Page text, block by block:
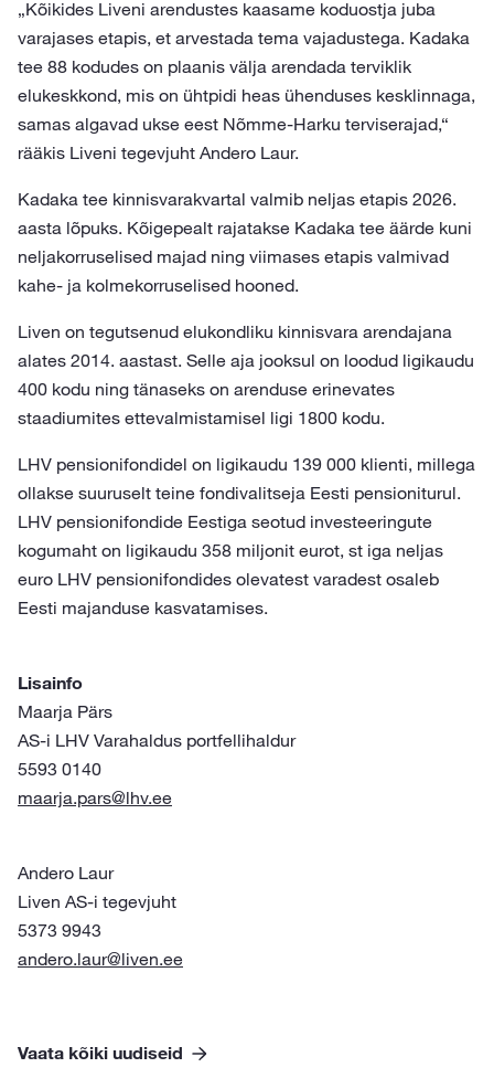
„Kõikides Liveni arendustes kaasame koduostja juba
varajases etapis, et arvestada tema vajadustega. Kadaka
tee 88 kodudes on plaanis välja arendada terviklik
elukeskkond, mis on ühtpidi heas ühenduses kesklinnaga,
samas algavad ukse eest Nõmme-Harku terviserajad,“
rääkis Liveni tegevjuht Andero Laur.
Kadaka tee kinnisvarakvartal valmib neljas etapis 2026.
aasta lõpuks. Kõigepealt rajatakse Kadaka tee äärde kuni
neljakorruselised majad ning viimases etapis valmivad
kahe- ja kolmekorruselised hooned.
Liven on tegutsenud elukondliku kinnisvara arendajana
alates 2014. aastast. Selle aja jooksul on loodud ligikaudu
400 kodu ning tänaseks on arenduse erinevates
staadiumites ettevalmistamisel ligi 1800 kodu.
LHV pensionifondidel on ligikaudu 139 000 klienti, millega
ollakse suuruselt teine fondivalitseja Eesti pensioniturul.
LHV pensionifondide Eestiga seotud investeeringute
kogumaht on ligikaudu 358 miljonit eurot, st iga neljas
euro LHV pensionifondides olevatest varadest osaleb
Eesti majanduse kasvatamises.
Lisainfo
Maarja Pärs
AS-i LHV Varahaldus portfellihaldur
5593 0140
maarja.pars@lhv.ee
Andero Laur
Liven AS-i tegevjuht
5373 9943
andero.laur@liven.ee
Vaata kõiki uudiseid